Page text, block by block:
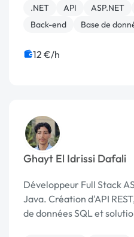
et ouvert d'esprit, je
.NET API ASP.NET
Back-end
Base de
12 €/h
Ghayt El Idrissi Dafali
Développeur Full Stack
Java. Création d'API
de données SQL et